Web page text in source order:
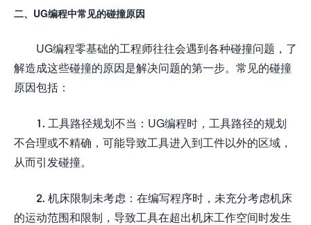
二、UG编程中常见的碰撞原因
UG编程零基础的工程师往往会遇到各种碰撞问题，了
解造成这些碰撞的原因是解决问题的第一步。常见的碰撞
原因包括：
1. 工具路径规划不当：UG编程时，工具路径的规划
不合理或不精确，可能导致工具进入到工件以外的区域，
从而引发碰撞。
2. 机床限制未考虑：在编写程序时，未充分考虑机床
的运动范围和限制，导致工具在超出机床工作空间时发生